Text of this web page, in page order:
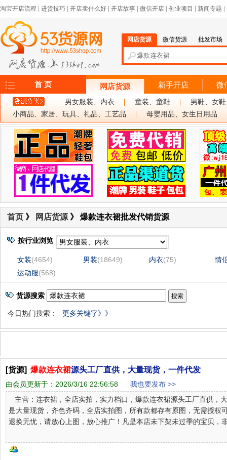
淘宝开店流程 进货技巧 开店卖什么好 开店故事 微信开店 创业项目 新闻专题
网店货源 微信货源 批发市场
首 页 网店货源 新手开店 微
男女服装、内衣 童装、童鞋
男鞋、女
小商品、家居、玩具、礼品、工艺品
母婴用品、女生日用品
首页 》 网店货源 》 爆款连衣裙批发代销货源
按行业浏览
女装(4654) 男装(18649) 内衣(75)
情
运动服(568)
货源搜索
今日热门搜索： 更多关键字》》
[货源] 爆款连衣裙源头工厂直供，大量现货，一件代发
由会员更新于： 2026/3/16 22:56:58 我也要发布 >>
主营：连衣裙，全店实拍，实力档口，爆款连衣裙源头工厂直供，
是大量现货，齐色齐码，全店实拍图，所有款都存有原图，无需授
退换无忧，请放心上图，放心推广！凡是本店未下架未过季的宝贝，